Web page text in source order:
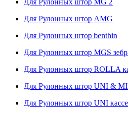
Для Рулонных штор MG 2
Для Рулонных штор AMG
Для Рулонных штор benthin
Для Рулонных штор MGS
Для Рулонных штор ROLLA
Для Рулонных штор UNI &
Для Рулонных штор UNI